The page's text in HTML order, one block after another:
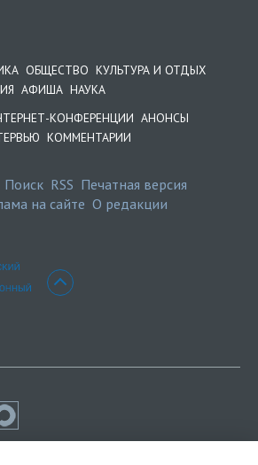
ОБЩЕСТВО КУЛЬТУРА И ОТДЫХ
АФИША НАУКА
КОНФЕРЕНЦИИ АНОНСЫ
КОММЕНТАРИИ
Поиск RSS Печатная версия
на сайте О редакции